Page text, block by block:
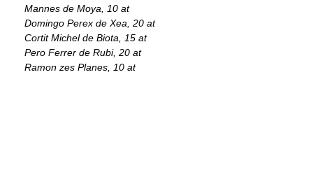
Mannes de Moya, 10 at
Domingo Perex de Xea, 20 at
Cortit Michel de Biota, 15 at
Pero Ferrer de Rubi, 20 at
Ramon zes Planes, 10 at